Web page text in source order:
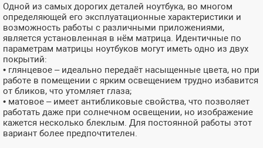
Одной из самых дорогих деталей ноутбука, во многом
определяющей его эксплуатационные характеристики и
возможность работы с различными приложениями,
является установленная в нём матрица. Идентичные по
параметрам матрицы ноутбуков могут иметь одно из двух
покрытий:
• глянцевое – идеально передаёт насыщенные цвета, но при
работе в помещении с ярким освещением трудно избавится
от бликов, что утомляет глаза;
• матовое – имеет антибликовые свойства, что позволяет
работать даже при солнечном освещении, но изображение
кажется несколько блеклым. Для постоянной работы этот
вариант более предпочтителен.